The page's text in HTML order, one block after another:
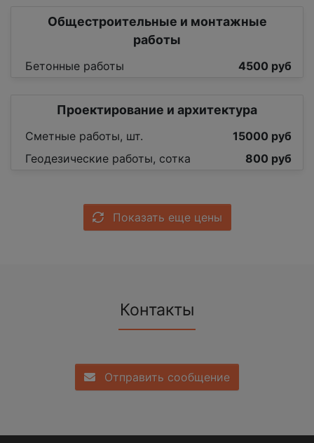
Общестроительные и монтажные
работы
Бетонные работы 4500 руб
Проектирование и архитектура
Сметные работы, шт.
15000 руб
Геодезические работы, сотка
800 руб
Показать еще цены
Контакты
Отправить сообщение